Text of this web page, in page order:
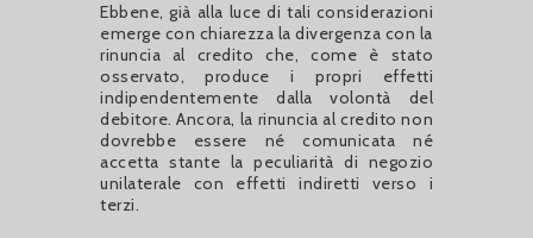
Ebbene, già alla luce di tali considerazioni
emerge con chiarezza la divergenza con la
rinuncia al credito che, come è stato
osservato, produce i propri effetti
indipendentemente dalla volontà del
debitore. Ancora, la rinuncia al credito non
dovrebbe essere né comunicata né
accetta stante la peculiarità di negozio
unilaterale con effetti indiretti verso i
terzi.